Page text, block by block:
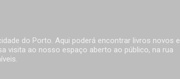
do Porto. Aqui poderá encontrar livros novos e
visita ao nosso espaço aberto ao público, na rua